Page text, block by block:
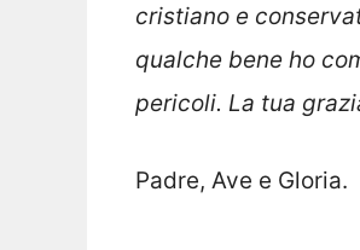
cristiano e
qualche bene ho
pericoli. La tua
Padre, Ave e Gloria.